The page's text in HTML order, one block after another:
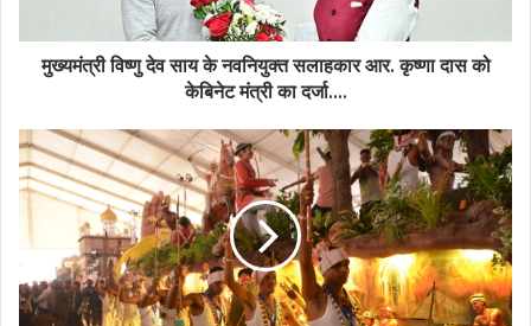
कृष्णा
का
दर्जा….
मुख्यमंत्री विष्णु देव साय के नवनियुक्त सलाहकार आर. कृष्णा दास को
केबिनेट मंत्री का दर्जा….
कर्तव्य
पथ
पर
की
में
जीवंत